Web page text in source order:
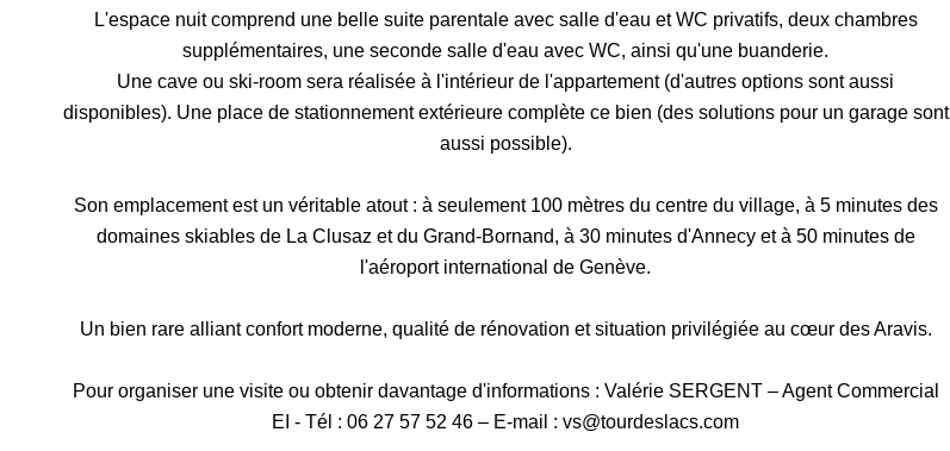
L'espace nuit comprend une belle suite parentale avec salle d'eau et WC privatifs, deux chambres
supplémentaires, une seconde salle d'eau avec WC, ainsi qu'une buanderie.
Une cave ou ski-room sera réalisée à l'intérieur de l'appartement (d'autres options sont aussi
disponibles). Une place de stationnement extérieure complète ce bien (des solutions pour un garage sont
aussi possible).
Son emplacement est un véritable atout : à seulement 100 mètres du centre du village, à 5 minutes des
domaines skiables de La Clusaz et du Grand-Bornand, à 30 minutes d'Annecy et à 50 minutes de
l'aéroport international de Genève.
Un bien rare alliant confort moderne, qualité de rénovation et situation privilégiée au cœur des Aravis.
Pour organiser une visite ou obtenir davantage d'informations : Valérie SERGENT – Agent Commercial
EI - Tél : 06 27 57 52 46 – E-mail : vs@tourdeslacs.com